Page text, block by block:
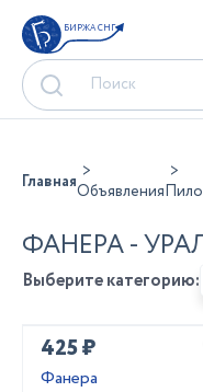
БИРЖА СНГ
ГлавнаяОбъявления
ФАНЕРА -
Выберите категорию:
425 ₽
Фанера